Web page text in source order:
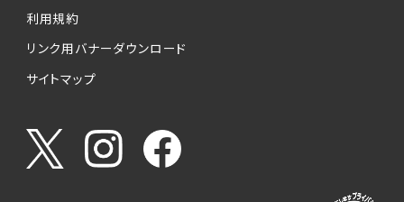
利用規約
リンク用バナーダウンロード
サイトマップ